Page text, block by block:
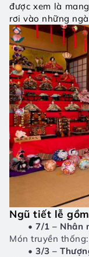
được xem là
rơi vào những
Ngũ tiết lễ
7/1 – Nhân
Món truyền
3/3 –